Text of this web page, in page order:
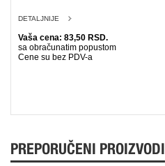
DETALJNIJE
Vaša cena: 83,50 RSD.
sa obračunatim popustom
Cene su bez PDV-a
PREPORUČENI PROIZVODI